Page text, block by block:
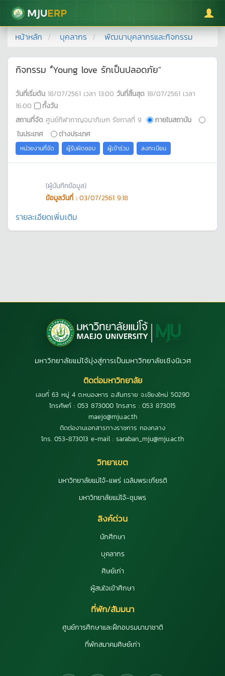
มหาวิทยาลัยแม่โจ้
หน้าหลัก บุคลากร พัฒนาบุคลากรและกิจกรรม
กิจกรรม "ํYoung love รักเป็นปลอดภัย"
วันที่เริ่มต้น 18/07/2561 เวลา 13:00 วันที่สิ้นสุด 18/07/2561 เวลา
16:00
ทั้งวัน
สถานที่จัด ศูนย์กีฬากาญจนาภิเษก รัชกาลที่ 9
ภายในสถาบัน
ในประเทศ
ต่างประเทศ
หน่วยงานที่จัด ผู้รับผิดชอบ ผู้เข้าร่วม ลงทะเบียน
(ผู้บันทึกข้อมูล)
ข้อมูลวันที่ : 03/07/2561 9:18
รายละเอียดเพิ่มเติม
มหาวิทยาลัยแม่โจ้มุ่งสู่การเป็นมหาวิทยาลัยเชิงนิเวศ
ติดต่อมหาวิทยาลัย
เลขที่ 63 หมู่ 4 ต.หนองหาร อ.สันทราย จ.เชียงใหม่ 50290
โทรศัพท์ : 053 873000 โทรสาร : 053 873015
maejo@mju.ac.th
ติดต่องานเอกสารทางราชการ กองกลาง
โทร. 053-873013 e-mail : saraban_mju@mju.ac.th
วิทยาเขต
มหาวิทยาลัยแม่โจ้-แพร่ เฉลิมพระเกียรติ
มหาวิทยาลัยแม่โจ้-ชุมพร
ลิงค์ด่วน
นักศึกษา
บุคลากร
ศิษย์เก่า
ผู้สนใจเข้าศึกษา
ที่พัก/สัมมนา
ศูนย์การศึกษาและฝึกอบรมนานาชาติ
ที่พักสมาคมศิษย์เก่า